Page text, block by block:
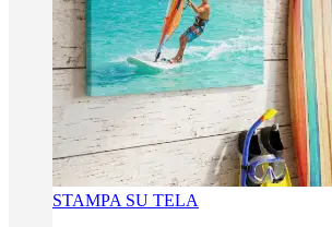
STAMPA SU TELA